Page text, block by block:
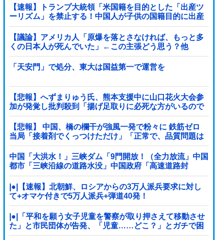
【速報】トランプ大統領「米国籍を目的とした「出産ツ
ーリズム」を禁止する！中国人が子供の国籍目的に出産
しに来るのはおかしい！」ｗｗｗｗｗｗｗｗｗｗ...
【議論】アメリカ人「原爆を落とさなければ、もっと多
くの日本人が死んでいた」←この主張どう思う？他
「天安門」で処分、東大は国益第一で運営を
【悲報】へずまりゅう氏、熊本支援中に山口花火大会参
加が発覚し批判殺到「揚げ足取りに必死な方がいるので
お答えします！」 → ｗｗｗｗｗｗｗｗｗｗｗｗｗ
【悲報】 中国、橋の欄干が強風一発で粉々に 鉄筋ゼロ
当局「接着剤でくっつけただけ」「正常で、品質問題は
ない」
中国「大洪水！」三峡ダム「9門開放！（全力放流」中国
都市「三峡沿線の道路水没」中国政府「高速道路封
鎖！」中国ダム「緊急放流に合わせて開門（土砂崩れ発
生」→
|●|【速報】北朝鮮、ロシアからの3万人派兵要求に対し
て+オマケ付きで5万人派兵+弾道40発！
|●|「平和を願う女子児童を警察が取り押さえて移動させ
た」と市民団体が告発、「児童……どこ？」とガチで困
惑する人が続出